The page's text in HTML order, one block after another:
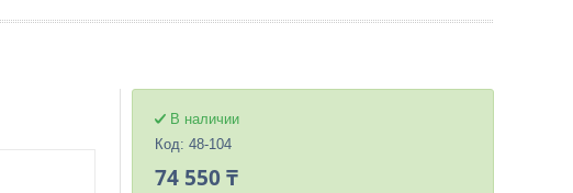
В наличии
Код: 48-104
74 550 ₸